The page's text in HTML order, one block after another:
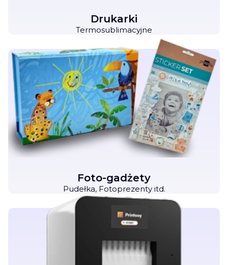
Drukarki
Termosublimacyjne
Foto-gadżety
Pudełka, Fotoprezenty itd.